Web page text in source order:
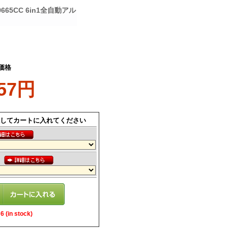
6in1全自動アル
格
円
てカートに入れてください
6 (in stock)